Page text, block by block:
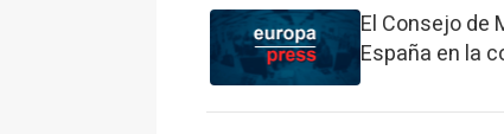
El Consejo de
España en la